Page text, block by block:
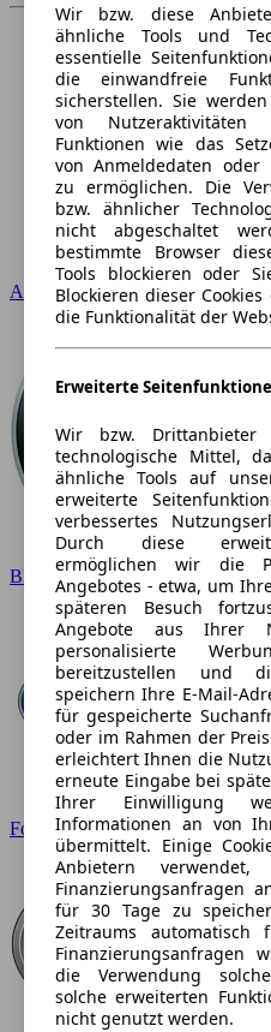
Audi
BMW
Ford
Wir bzw. diese
ähnliche Tools und
essentielle
die einwandfreie
sicherstellen. Sie
von
Funktionen wie das
von Anmeldedaten oder
zu ermöglichen. Die
bzw. ähnlicher
nicht abgeschaltet
bestimmte Browser
Tools blockieren oder
Blockieren dieser
die Funktionalität der
Erweiterte
Wir bzw. Drittanbieter
technologische Mittel,
ähnliche Tools auf
erweiterte
verbessertes
Durch diese
ermöglichen wir die
Angebotes - etwa, um
späteren Besuch
Angebote aus Ihrer
personalisierte
bereitzustellen und
speichern Ihre E-Mail-
für gespeicherte
oder im Rahmen der
erleichtert Ihnen die
erneute Eingabe bei
Ihrer Einwilligung
Informationen an von
übermittelt. Einige
Anbietern
Finanzierungsanfragen
für 30 Tage zu
Zeitraums
Finanzierungsanfragen
die Verwendung
solche erweiterten
nicht genutzt werden.